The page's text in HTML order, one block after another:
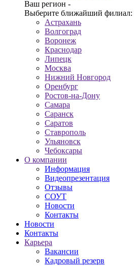
Ваш регион -
Выберите ближайший филиал:
Астрахань
Волгоград
Воронеж
Краснодар
Липецк
Москва
Нижний Новгород
Оренбург
Ростов-на-Дону
Самара
Саранск
Саратов
Ставрополь
Ульяновск
Чебоксары
О компании
Информация
Видеопрезентация
Отзывы
СОУТ
Новости
Контакты
Новости
Контакты
Карьера
Вакансии
Кадровый резерв